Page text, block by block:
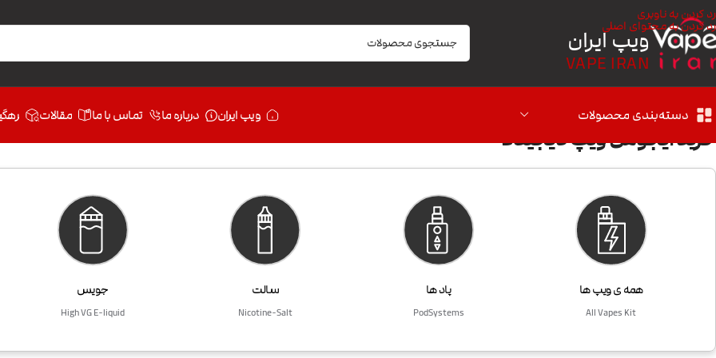
رد کردن به ناوبری
رد کردن به محتوای اصلی
ویپ ایران
VAPE IRAN
دسته‌بندی محصولات ویپ ایران درباره ما تماس با ما مقالات
خرید ایجوس ویپ دیجیکالا
همه ی ویپ ها
All Vapes Kit
پاد ها
PodSystems
سالت
Nicotine-Salt
جویس
High VG E-liquid